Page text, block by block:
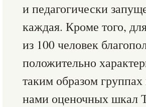
и педагогически
каждая. Кроме того,
из 100 человек
положительно
таким образом
нами оценочных шкал